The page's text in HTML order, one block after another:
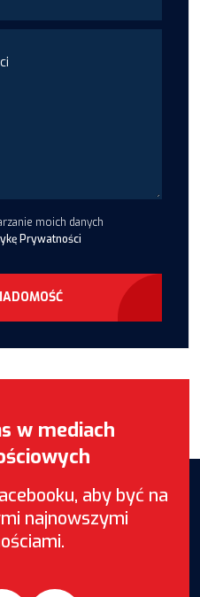
moich danych
Prywatności
w mediach
aby być na
najnowszymi